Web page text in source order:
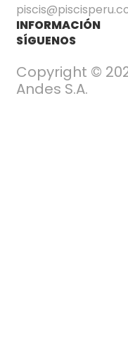
INFORMACIÓN
SÍGUENOS
Copyright ©
Andes S.A.